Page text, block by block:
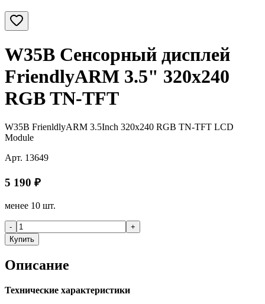
W35B Сенсорный дисплей
FriendlyARM 3.5" 320x240
RGB TN-TFT
W35B FrienldlyARM 3.5Inch 320x240 RGB TN-TFT LCD
Module
Арт. 13649
5 190 ₽
менее 10 шт.
-
+
Купить
Описание
Технические характеристики